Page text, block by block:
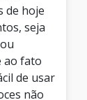
de hoje
seja
ao fato
de usar
não